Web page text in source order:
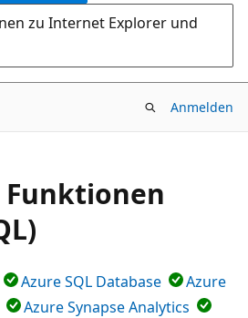
zu Internet Explorer und
Anmelden
Azure SQL Database
Azure
Azure Synapse Analytics